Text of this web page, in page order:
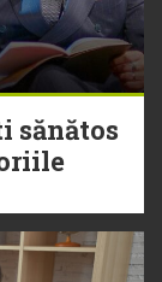
sănătos